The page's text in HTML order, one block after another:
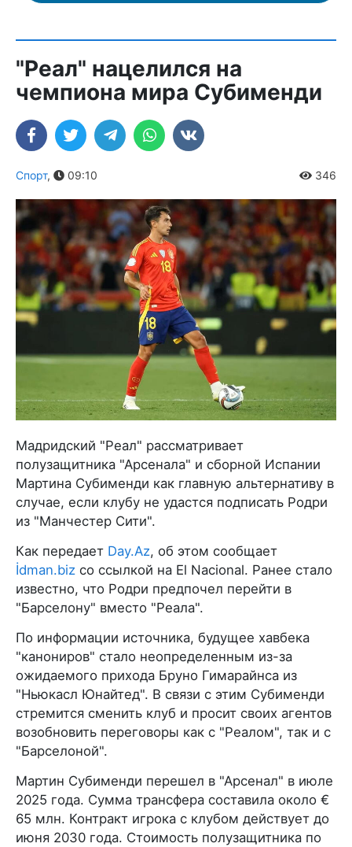
"Реал" нацелился на
чемпиона мира Субименди
Спорт, 09:10 346
Мадридский "Реал" рассматривает
полузащитника "Арсенала" и сборной Испании
Мартина Субименди как главную альтернативу в
случае, если клубу не удастся подписать Родри
из "Манчестер Сити".
Как передает Day.Az, об этом сообщает
İdman.biz со ссылкой на El Nacional. Ранее стало
известно, что Родри предпочел перейти в
"Барселону" вместо "Реала".
По информации источника, будущее хавбека
"канониров" стало неопределенным из-за
ожидаемого прихода Бруно Гимарайнса из
"Ньюкасл Юнайтед". В связи с этим Субименди
стремится сменить клуб и просит своих агентов
возобновить переговоры как с "Реалом", так и с
"Барселоной".
Мартин Субименди перешел в "Арсенал" в июле
2025 года. Сумма трансфера составила около €
65 млн. Контракт игрока с клубом действует до
июня 2030 года. Стоимость полузащитника по